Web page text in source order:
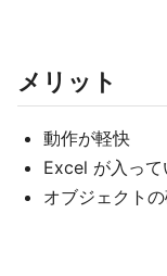
メリット
動作が軽快
Excel が入っ
オブジェクト